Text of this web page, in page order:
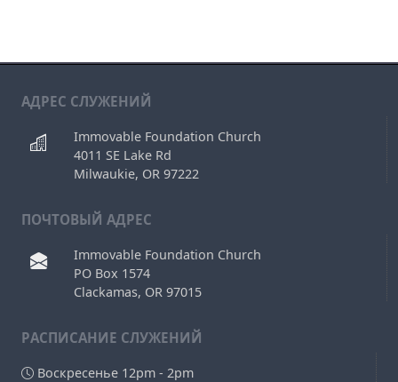
АДРЕС СЛУЖЕНИЙ
Immovable Foundation Church
4011 SE Lake Rd
Milwaukie, OR 97222
ПОЧТОВЫЙ АДРЕС
Immovable Foundation Church
PO Box 1574
Clackamas, OR 97015
РAСПИСАНИЕ СЛУЖЕНИЙ
Воскресенье 12pm - 2pm